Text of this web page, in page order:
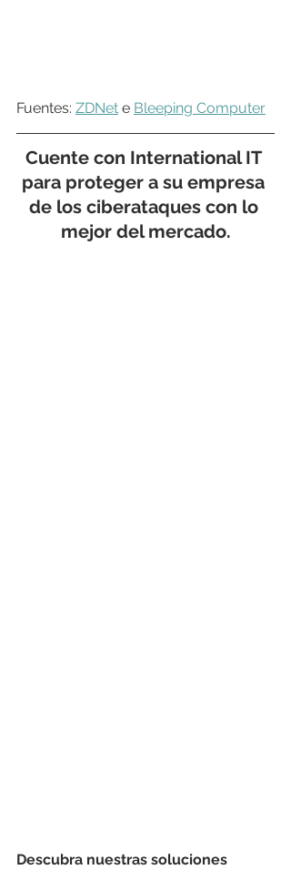
Fuentes: ZDNet e Bleeping Computer
Cuente con International IT
para proteger a su empresa
de los ciberataques con lo
mejor del mercado.
Descubra nuestras soluciones